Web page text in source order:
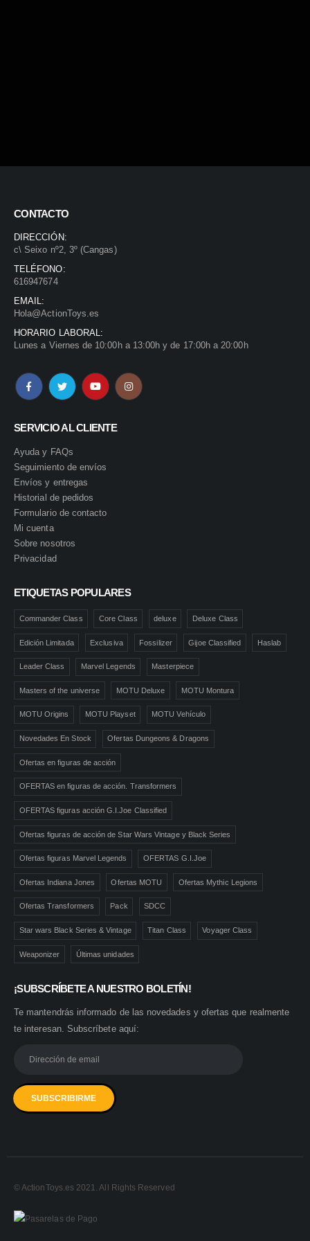
CONTACTO
DIRECCIÓN:
c\ Seixo nº2, 3º (Cangas)
TELÉFONO:
616947674
EMAIL:
Hola@ActionToys.es
HORARIO LABORAL:
Lunes a Viernes de 10:00h a 13:00h y de 17:00h a 20:00h
SERVICIO AL CLIENTE
Ayuda y FAQs
Seguimiento de envíos
Envíos y entregas
Historial de pedidos
Formulario de contacto
Mi cuenta
Sobre nosotros
Privacidad
ETIQUETAS POPULARES
Commander Class Core Class deluxe Deluxe Class
Edición Limitada Exclusiva Fossilizer Gijoe Classified Haslab
Leader Class Marvel Legends Masterpiece
Masters of the universe MOTU Deluxe MOTU Montura
MOTU Origins MOTU Playset MOTU Vehículo
Novedades En Stock Ofertas Dungeons & Dragons
Ofertas en figuras de acción
OFERTAS en figuras de acción. Transformers
OFERTAS figuras acción G.I.Joe Classified
Ofertas figuras de acción de Star Wars Vintage y Black Series
Ofertas figuras Marvel Legends OFERTAS G.I.Joe
Ofertas Indiana Jones Ofertas MOTU Ofertas Mythic Legions
Ofertas Transformers Pack SDCC
Star wars Black Series & Vintage Titan Class Voyager Class
Weaponizer Últimas unidades
¡SUBSCRÍBETE A NUESTRO BOLETÍN!
Te mantendrás informado de las novedades y ofertas que realmente
te interesan. Subscríbete aquí:
© ActionToys.es 2021. All Rights Reserved